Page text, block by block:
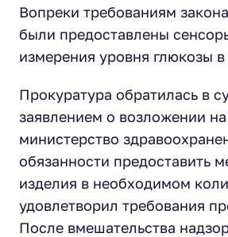
Вопреки требованиям
были предоставлены
измерения уровня глюкозы
Прокуратура обратилась в
заявлением о возложении
министерство
обязанности предоставить
изделия в необходимом
удовлетворил требования
После вмешательства